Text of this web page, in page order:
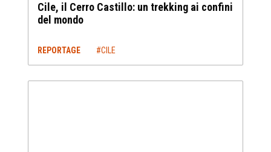
Cile, il Cerro Castillo: un trekking ai confini
del mondo
REPORTAGE #CILE